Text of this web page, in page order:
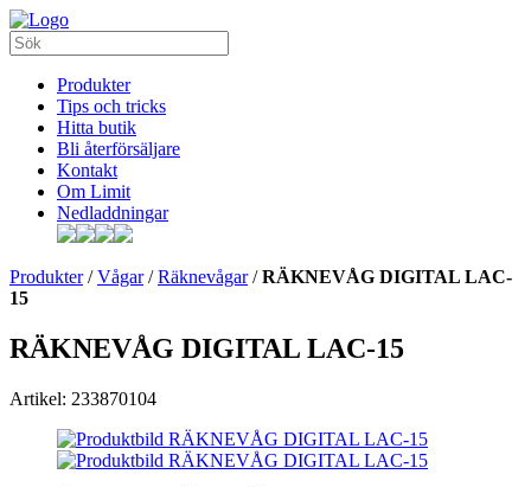
Produkter
Tips och tricks
Hitta butik
Bli återförsäljare
Kontakt
Om Limit
Nedladdningar
Produkter/Vågar/Räknevågar/RÄKNEVÅG DIGITAL LAC-
15
RÄKNEVÅG DIGITAL LAC-15
Artikel: 233870104